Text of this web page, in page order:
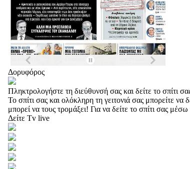
Δορυφόρος
Πληκτρολογήστε τη διεύθυνσή σας και δείτε το σπίτι
Το σπίτι σας και ολόκληρη τη γειτονιά σας μπορείτε
μπορεί να τους τρομάξει! Για να δείτε το σπίτι σας
Δείτε Tv live